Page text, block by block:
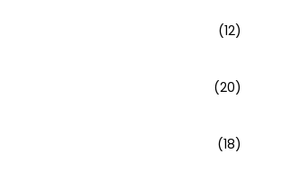
(12)
(20)
(18)